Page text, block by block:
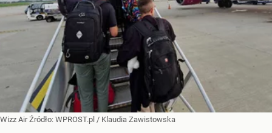
Wizz AirŹródło: WPROST.pl / Klaudia Zawistowska